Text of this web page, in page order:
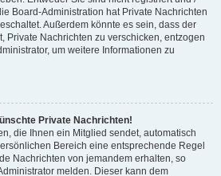
Board-Administration hat Private Nachrichten
Außerdem könnte es sein, dass der
Private Nachrichten zu verschicken, entzogen
um weitere Informationen zu
Private Nachrichten!
die Ihnen ein Mitglied sendet, automatisch
Bereich eine entsprechende Regel
Nachrichten von jemandem erhalten, so
melden. Dieser kann dem